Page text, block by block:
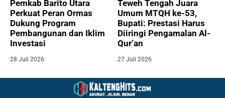
Pemkab Barito Utara
Perkuat Peran Ormas
Dukung Program
Pembangunan dan Iklim
Investasi
28 Juli 2026
Teweh Tengah Juara
Umum MTQH ke-53,
Bupati: Prestasi Harus
Diiringi Pengamalan Al-
Qur’an
27 Juli 2026